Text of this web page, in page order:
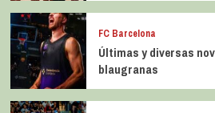
FC Barcelona
Últimas y diversas
blaugranas